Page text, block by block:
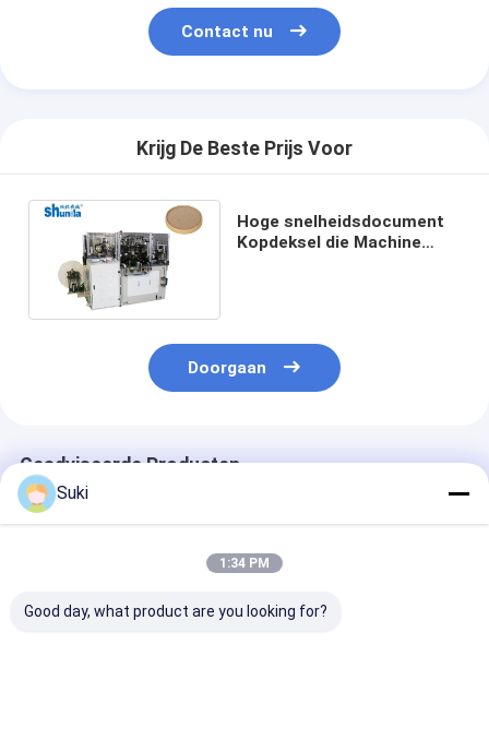
Contact nu
Krijg De Beste Prijs Voor
Hoge snelheidsdocument
Kopdeksel die Machine
Doorgaan
Geadviseerde Producten
Suki
1:34 PM
Good day, what product are you looking for?